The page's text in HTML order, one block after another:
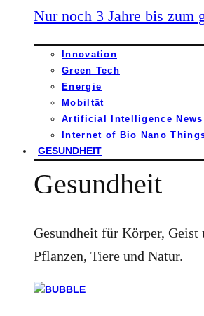
Nur noch 3 Jahre bis zum
Innovation
Green Tech
Energie
Mobiltät
Artificial Intelligence News
Internet of Bio Nano
GESUNDHEIT
Gesundheit
Gesundheit für Körper,
Pflanzen, Tiere und Natur.